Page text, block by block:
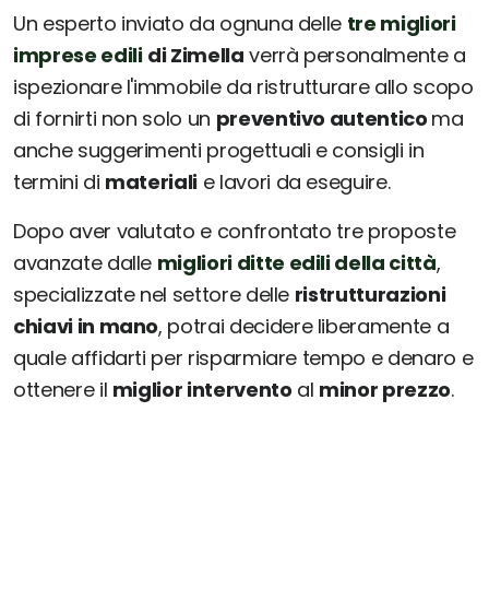
Un esperto inviato da ognuna delle tre migliori
imprese edili di Zimella verrà personalmente a
ispezionare l'immobile da ristrutturare allo scopo
di fornirti non solo un preventivo autentico ma
anche suggerimenti progettuali e consigli in
termini di materiali e lavori da eseguire.
Dopo aver valutato e confrontato tre proposte
avanzate dalle migliori ditte edili della città,
specializzate nel settore delle ristrutturazioni
chiavi in mano, potrai decidere liberamente a
quale affidarti per risparmiare tempo e denaro e
ottenere il miglior intervento al minor prezzo.